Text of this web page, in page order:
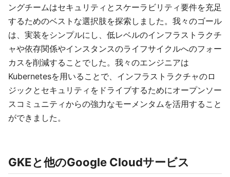
ングチームはセキュリティとスケーラビリティ要件を充足
するためのベストな選択肢を探索しました。我々のゴール
は、実装をシンプルにし、低レベルのインフラストラクチ
ャや依存関係やインスタンスのライフサイクルへのフォー
カスを削減することでした。我々のエンジニアは
Kubernetesを用いることで、インフラストラクチャのロ
ジックとセキュリティをドライブするためにオープンソー
スコミュニティからの強力なモーメンタムを活用すること
ができました。
GKEと他のGoogle Cloudサービス